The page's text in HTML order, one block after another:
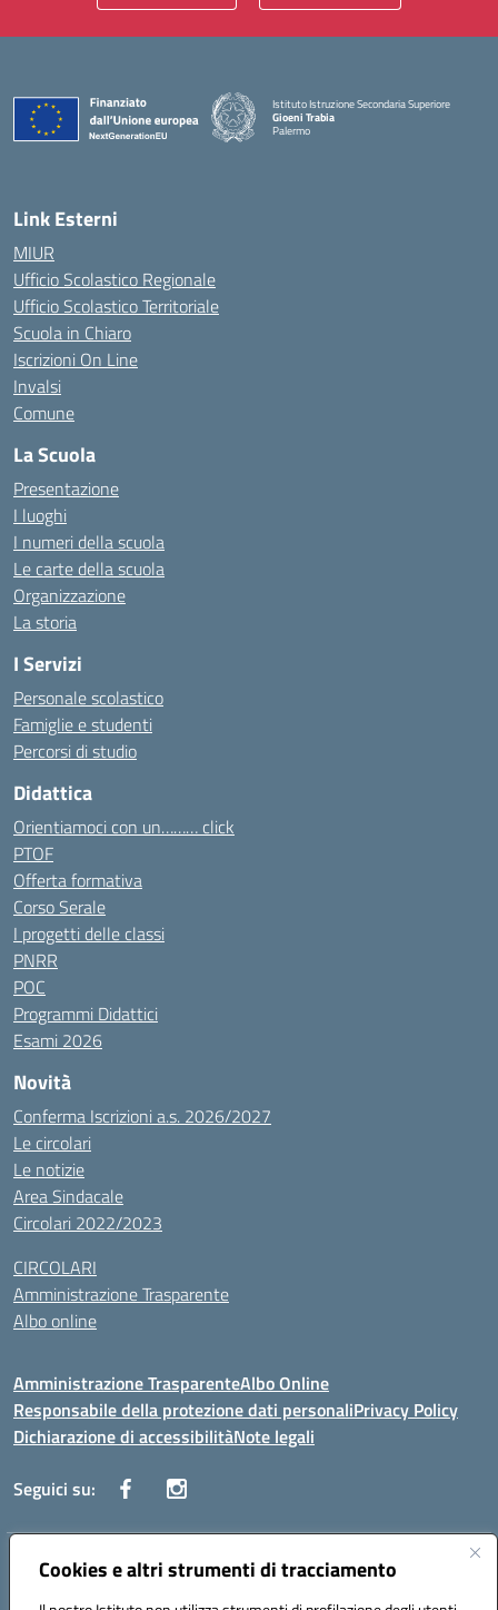
Cookies e altri strumenti di tracciamento
Istituto Istruzione Secondaria Superiore
Gioeni Trabia
Palermo
Link Esterni
MIUR
Ufficio Scolastico Regionale
Ufficio Scolastico Territoriale
Scuola in Chiaro
Iscrizioni On Line
Invalsi
Comune
La Scuola
Presentazione
I luoghi
I numeri della scuola
Le carte della scuola
Organizzazione
La storia
I Servizi
Personale scolastico
Famiglie e studenti
Percorsi di studio
Didattica
Orientiamoci con un……… click
PTOF
Offerta formativa
Corso Serale
I progetti delle classi
PNRR
POC
Programmi Didattici
Esami 2026
Novità
Conferma Iscrizioni a.s. 2026/2027
Le circolari
Le notizie
Area Sindacale
Circolari 2022/2023
CIRCOLARI
Amministrazione Trasparente
Albo online
Amministrazione TrasparenteAlbo Online
Responsabile della protezione dati personaliPrivacy Policy
Dichiarazione di accessibilitàNote legali
Seguici su:
Indirizzo:Corso Vittorio Emanuele, 27 90133 - Palermo